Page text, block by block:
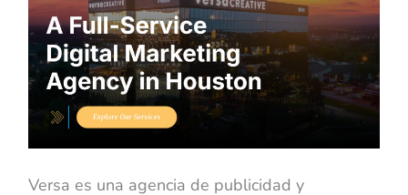
Versa es una agencia de publicidad y